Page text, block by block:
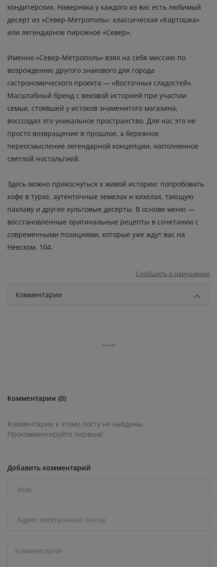
кондитерских. Наверняка у каждого из вас есть любимый
десерт из «Север-Метрополь»: классическая «Картошка»
или легендарное пирожное «Север».
Именно «Север-Метрополь» взял на себя миссию по
возрождению другого знакового для города
гастрономического проекта — «Восточных сладостей».
Масштабный бренд с вековой историей при участии
семьи, стоявшей у истоков знаменитого магазина,
воссоздал это уникальное пространство. Для нас это не
просто возвращение в прошлое, а бережное
переосмысление легендарной концепции, наполненное
светлой ностальгией.
Здесь можно прикоснуться к живой истории: попробовать
кофе в турке, аутентичные земелах и кихелах, тающую
пахлаву и другие культовые десерты. В основе меню —
восстановленные оригинальные рецепты в сочетании с
современными позициями, которые уже ждут вас на
Невском, 104.
Сообщить о нарушении
Комментарии
Комментарии (0)
Комментарии к этому посту не найдены.
Прокомментируйте первым!
Добавить комментарий